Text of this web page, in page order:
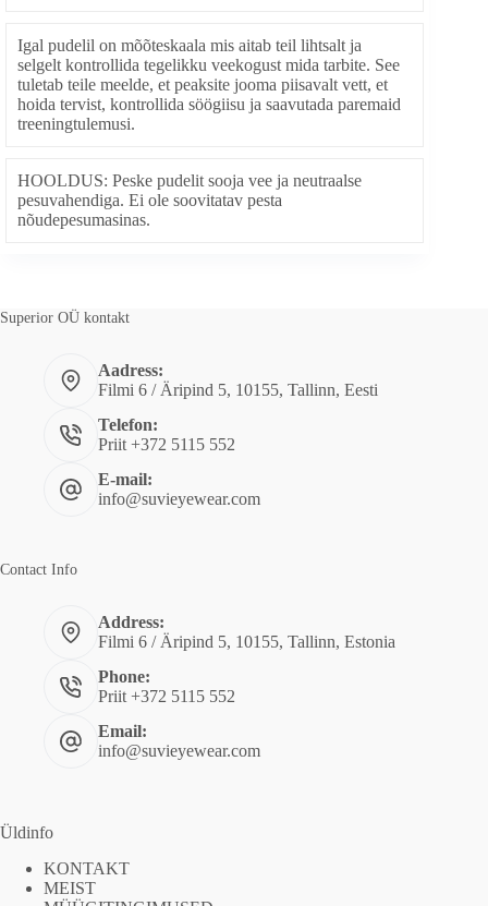
Igal pudelil on mõõteskaala mis aitab teil lihtsalt ja
selgelt kontrollida tegelikku veekogust mida tarbite. See
tuletab teile meelde, et peaksite jooma piisavalt vett, et
hoida tervist, kontrollida söögiisu ja saavutada paremaid
treeningtulemusi.
HOOLDUS: Peske pudelit sooja vee ja neutraalse
pesuvahendiga. Ei ole soovitatav pesta
nõudepesumasinas.
Superior OÜ kontakt
Aadress:
Filmi 6 / Äripind 5, 10155, Tallinn, Eesti
Telefon:
Priit +372 5115 552
E-mail:
info@suvieyewear.com
Contact Info
Address:
Filmi 6 / Äripind 5, 10155, Tallinn, Estonia
Phone:
Priit +372 5115 552
Email:
info@suvieyewear.com
Üldinfo
KONTAKT
MEIST